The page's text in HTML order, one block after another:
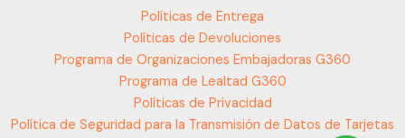
Políticas de Entrega
Políticas de Devoluciones
Programa de Organizaciones Embajadoras G360
Programa de Lealtad G360
Políticas de Privacidad
Política de Seguridad para la Transmisión de Datos de Tarjetas